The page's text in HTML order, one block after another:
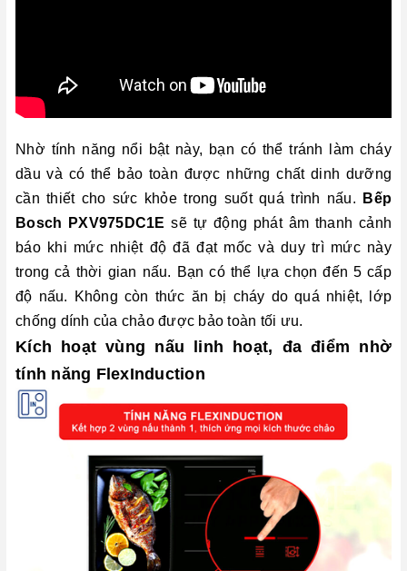
Nhờ tính năng nổi bật này, bạn có thể tránh làm cháy
dầu và có thể bảo toàn được những chất dinh dưỡng
cần thiết cho sức khỏe trong suốt quá trình nấu.
Bếp
Bosch PXV975DC1E sẽ tự động phát âm thanh cảnh
báo khi mức nhiệt độ đã đạt mốc và duy trì mức này
trong cả thời gian nấu. Bạn có thể lựa chọn đến 5 cấp
độ nấu. Không còn thức ăn bị cháy do quá nhiệt, lớp
chống dính của chảo được bảo toàn tối ưu.
Kích hoạt vùng nấu linh hoạt, đa điểm nhờ
tính năng FlexInduction